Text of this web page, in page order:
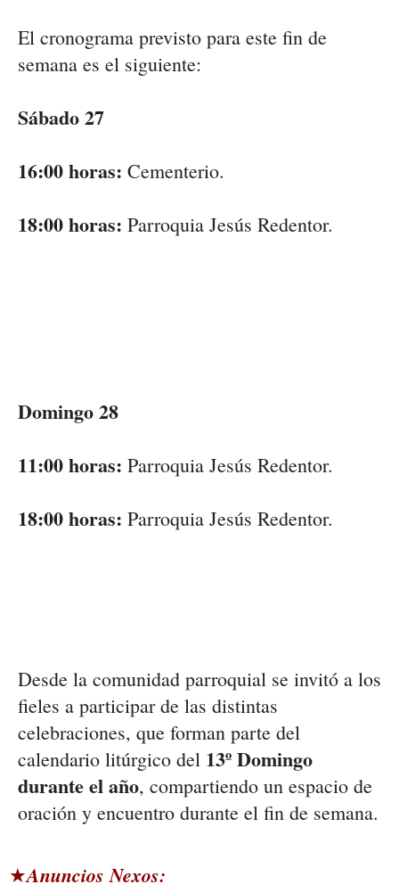
El cronograma previsto para este fin de
semana es el siguiente:
Sábado 27
16:00 horas: Cementerio.
18:00 horas: Parroquia Jesús Redentor.
Domingo 28
11:00 horas: Parroquia Jesús Redentor.
18:00 horas: Parroquia Jesús Redentor.
Desde la comunidad parroquial se invitó a los
fieles a participar de las distintas
celebraciones, que forman parte del
calendario litúrgico del 13º Domingo
durante el año, compartiendo un espacio de
oración y encuentro durante el fin de semana.
★Anuncios Nexos: